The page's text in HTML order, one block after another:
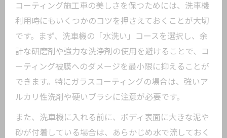
コーティング施工車の美しさを保つためには、洗車機
利用時にもいくつかのコツを押さえておくことが大切
です。まず、洗車機の「水洗い」コースを選択し、余
計な研磨剤や強力な洗浄剤の使用を避けることで、コ
ーティング被膜へのダメージを最小限に抑えることが
できます。特にガラスコーティングの場合は、強いア
ルカリ性洗剤や硬いブラシに注意が必要です。
また、洗車機に入れる前に、ボディ表面に大きな泥や
砂が付着している場合は、あらかじめ水で流しておく